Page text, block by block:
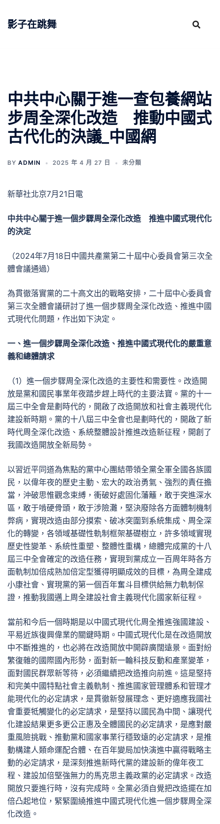
影子在跳舞
中共中心關于進一查包養網站
步周全深化改造 推動中國式
古代化的決議_中國網
BY ADMIN 2025 年 4 月 27 日 未分類
新華社北京7月21日電
中共中心關于進一個步驟周全深化改造 推進中國式現代化
的決定
（2024年7月18日中國共產黨第二十屆中心委員會第三次全
體會議通過）
為貫徹落實黨的二十高文出的戰略安排，二十屆中心委員會
第三次全體會議研討了進一個步驟周全深化改造、推進中國
式現代化問題，作出如下決定。
一、進一個步驟周全深化改造、推進中國式現代化的嚴重意
義和總體請求
（1）進一個步驟周全深化改造的主要性和需要性。改造開
放是黨和國民事業年夜踏步趕上時代的主要法寶。黨的十一
屆三中全會是劃時代的，開啟了改造開放和社會主義現代化
建設新時期。黨的十八屆三中全會也是劃時代的，開啟了新
時代周全深化改造、系統整體設計推進改造新征程，開創了
我國改造開放全新局勢。
以習近平同道為焦點的黨中心團結帶領全黨全軍全國各族國
民，以偉年夜的歷史主動、宏大的政治勇氣、強烈的責任擔
當，沖破思惟觀念束縛，衝破好處固化藩籬，敢于突進深水
區，敢于啃硬骨頭，敢于涉險灘，堅決廢除各方面體制機制
弊病，實現改造由部分摸索、破冰突圍到系統集成、周全深
化的轉變，各領域基礎性軌制框架基礎樹立，許多領域實現
歷史性變革、系統性重塑、整體性重構，總體完成黨的十八
屆三中全會確定的改造任務，實現到黨成立一百周年時各方
面軌制加倍成熟加倍定型獲得明顯成效的目標，為周全建成
小康社會、實現黨的第一個百年奮斗目標供給無力軌制保
證，推動我國邁上周全建設社會主義現代化國家新征程。
當前和今后一個時期是以中國式現代化周全推進強國建設、
平易近族復興偉業的關鍵時期。中國式現代化是在改造開放
中不斷推進的，也必將在改造開放中開辟廣闊遠景。面對紛
繁復雜的國際國內形勢，面對新一輪科技反動和產業變革，
面對國民群眾新等待，必須繼續把改造推向前進。這是堅持
和完美中國特點社會主義軌制、推進國家管理體系和管理才
能現代化的必定請求，是貫徹新發展理念、更好適應我國社
會重要牴觸變化的必定請求，是堅持以國民為中間、讓現代
化建設結果更多更公正惠及全體國民的必定請求，是應對嚴
重風險挑戰、推動黨和國家事業行穩致遠的必定請求，是推
動構建人類命運配合體、在百年變局加快演進中贏得戰略主
動的必定請求，是深刻推進新時代黨的建設新的偉年夜工
程、建設加倍堅強無力的馬克思主義政黨的必定請求。改造
開放只要進行時，沒有完成時。全黨必須自覺把改造擺在加
倍凸起地位，緊緊圍繞推進中國式現代化進一個步驟周全深
化改造。